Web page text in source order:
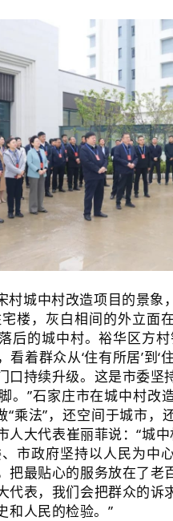
村城中村改造项目的景象
楼，灰白相间的外立面
后的城中村。裕华区方
着群众从‘住有所居’到‘
口持续升级。这是市委坚
。”石家庄市在城中村改
“乘法”，还空间于城市，
大代表崔丽菲说：“城中
市政府坚持以人民为中
把最贴心的服务放在了老
代表，我们会把群众的诉
和人民的检验。”